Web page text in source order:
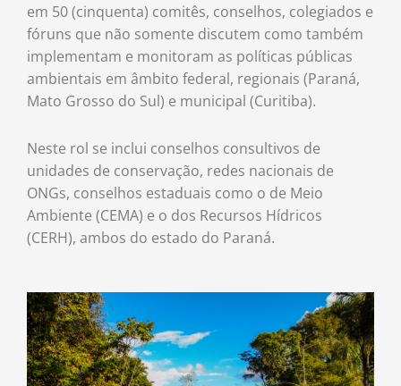
em 50 (cinquenta) comitês, conselhos, colegiados e
fóruns que não somente discutem como também
implementam e monitoram as políticas públicas
ambientais em âmbito federal, regionais (Paraná,
Mato Grosso do Sul) e municipal (Curitiba).
Neste rol se inclui conselhos consultivos de
unidades de conservação, redes nacionais de
ONGs, conselhos estaduais como o de Meio
Ambiente (CEMA) e o dos Recursos Hídricos
(CERH), ambos do estado do Paraná.